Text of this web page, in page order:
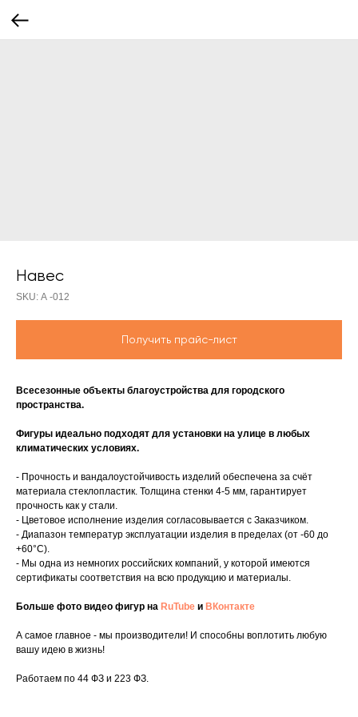
Навес
SKU: А -012
Получить прайс-лист
Всесезонные объекты благоустройства для городского
пространства.
Фигуры идеально подходят для установки на улице в любых
климатических условиях.
- Прочность и вандалоустойчивость изделий обеспечена за счёт
материала стеклопластик. Толщина стенки 4-5 мм, гарантирует
прочность как у стали.
- Цветовое исполнение изделия согласовывается с Заказчиком.
- Диапазон температур эксплуатации изделия в пределах (от -60 до
+60°C).
- Мы одна из немногих российских компаний, у которой имеются
сертификаты соответствия на всю продукцию и материалы.
Больше фото видео фигур на RuTube и ВКонтакте
А самое главное - мы производители! И способны воплотить любую
вашу идею в жизнь!
Работаем по 44 ФЗ и 223 ФЗ.